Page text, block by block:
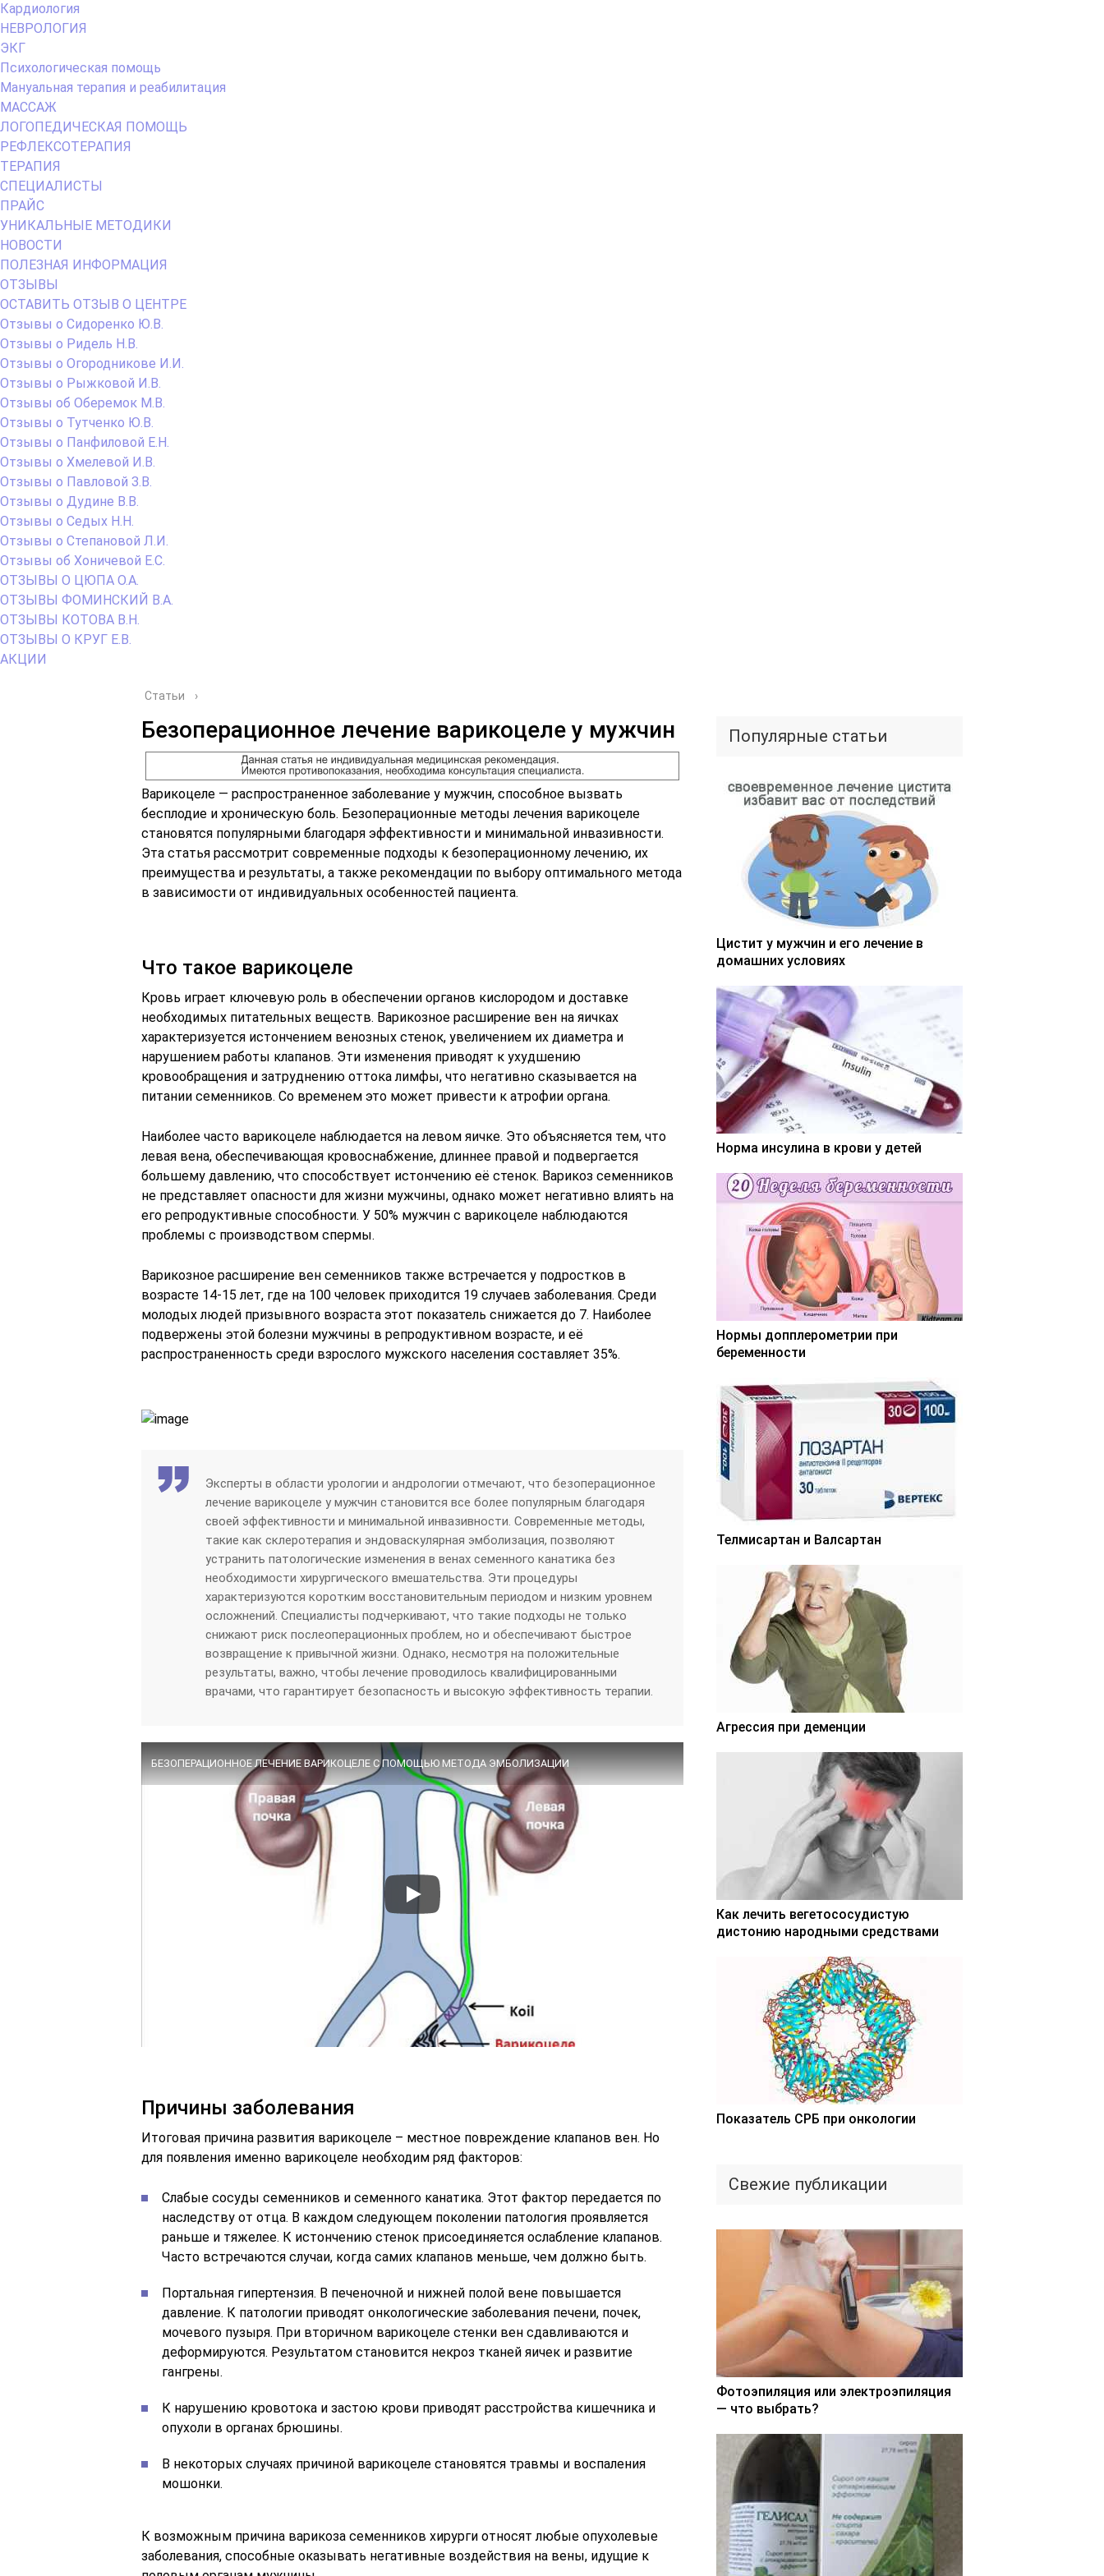
Кардиология
НЕВРОЛОГИЯ
ЭКГ
Психологическая помощь
Мануальная терапия и реабилитация
МАССАЖ
ЛОГОПЕДИЧЕСКАЯ ПОМОЩЬ
РЕФЛЕКСОТЕРАПИЯ
ТЕРАПИЯ
СПЕЦИАЛИСТЫ
ПРАЙС
УНИКАЛЬНЫЕ МЕТОДИКИ
НОВОСТИ
ПОЛЕЗНАЯ ИНФОРМАЦИЯ
ОТЗЫВЫ
ОСТАВИТЬ ОТЗЫВ О ЦЕНТРЕ
Отзывы о Сидоренко Ю.В.
Отзывы о Ридель Н.В.
Отзывы о Огородникове И.И.
Отзывы о Рыжковой И.В.
Отзывы об Оберемок М.В.
Отзывы о Тутченко Ю.В.
Отзывы о Панфиловой Е.Н.
Отзывы о Хмелевой И.В.
Отзывы о Павловой З.В.
Отзывы о Дудине В.В.
Отзывы о Седых Н.Н.
Отзывы о Степановой Л.И.
Отзывы об Хоничевой Е.С.
ОТЗЫВЫ О ЦЮПА О.А.
ОТЗЫВЫ ФОМИНСКИЙ В.А.
ОТЗЫВЫ КОТОВА В.Н.
ОТЗЫВЫ О КРУГ Е.В.
АКЦИИ
Статьи ›
Безоперационное лечение варикоцеле у мужчин
Варикоцеле — распространенное заболевание у мужчин, способное вызвать
бесплодие и хроническую боль. Безоперационные методы лечения варикоцеле
становятся популярными благодаря эффективности и минимальной инвазивности.
Эта статья рассмотрит современные подходы к безоперационному лечению, их
преимущества и результаты, а также рекомендации по выбору оптимального метода
в зависимости от индивидуальных особенностей пациента.
Что такое варикоцеле
Кровь играет ключевую роль в обеспечении органов кислородом и доставке
необходимых питательных веществ. Варикозное расширение вен на яичках
характеризуется истончением венозных стенок, увеличением их диаметра и
нарушением работы клапанов. Эти изменения приводят к ухудшению
кровообращения и затруднению оттока лимфы, что негативно сказывается на
питании семенников. Со временем это может привести к атрофии органа.
Наиболее часто варикоцеле наблюдается на левом яичке. Это объясняется тем, что
левая вена, обеспечивающая кровоснабжение, длиннее правой и подвергается
большему давлению, что способствует истончению её стенок. Варикоз семенников
не представляет опасности для жизни мужчины, однако может негативно влиять на
его репродуктивные способности. У 50% мужчин с варикоцеле наблюдаются
проблемы с производством спермы.
Варикозное расширение вен семенников также встречается у подростков в
возрасте 14-15 лет, где на 100 человек приходится 19 случаев заболевания. Среди
молодых людей призывного возраста этот показатель снижается до 7. Наиболее
подвержены этой болезни мужчины в репродуктивном возрасте, и её
распространенность среди взрослого мужского населения составляет 35%.
Эксперты в области урологии и андрологии отмечают, что безоперационное
лечение варикоцеле у мужчин становится все более популярным благодаря
своей эффективности и минимальной инвазивности. Современные методы,
такие как склеротерапия и эндоваскулярная эмболизация, позволяют
устранить патологические изменения в венах семенного канатика без
необходимости хирургического вмешательства. Эти процедуры
характеризуются коротким восстановительным периодом и низким уровнем
осложнений. Специалисты подчеркивают, что такие подходы не только
снижают риск послеоперационных проблем, но и обеспечивают быстрое
возвращение к привычной жизни. Однако, несмотря на положительные
результаты, важно, чтобы лечение проводилось квалифицированными
врачами, что гарантирует безопасность и высокую эффективность терапии.
БЕЗОПЕРАЦИОННОЕ ЛЕЧЕНИЕ ВАРИКОЦЕЛЕ С ПОМОЩЬЮ МЕТОДА ЭМБОЛИЗАЦИИ
Причины заболевания
Итоговая причина развития варикоцеле – местное повреждение клапанов вен. Но
для появления именно варикоцеле необходим ряд факторов:
Слабые сосуды семенников и семенного канатика. Этот фактор передается по
наследству от отца. В каждом следующем поколении патология проявляется
раньше и тяжелее. К истончению стенок присоединяется ослабление клапанов.
Часто встречаются случаи, когда самих клапанов меньше, чем должно быть.
Портальная гипертензия. В печеночной и нижней полой вене повышается
давление. К патологии приводят онкологические заболевания печени, почек,
мочевого пузыря. При вторичном варикоцеле стенки вен сдавливаются и
деформируются. Результатом становится некроз тканей яичек и развитие
гангрены.
К нарушению кровотока и застою крови приводят расстройства кишечника и
опухоли в органах брюшины.
В некоторых случаях причиной варикоцеле становятся травмы и воспаления
мошонки.
К возможным причина варикоза семенников хирурги относят любые опухолевые
заболевания, способные оказывать негативные воздействия на вены, идущие к
Популярные статьи
Цистит у мужчин и его лечение в
домашних условиях
Норма инсулина в крови у детей
Нормы допплерометрии при
беременности
Телмисартан и Валсартан
Агрессия при деменции
Как лечить вегетососудистую
дистонию народными средствами
Показатель СРБ при онкологии
Свежие публикации
Фотоэпиляция или электроэпиляция
— что выбрать?